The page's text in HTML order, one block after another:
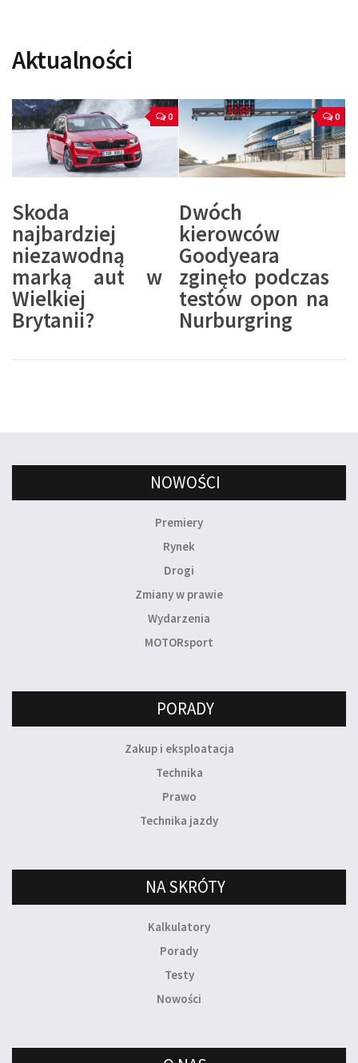
Aktualności
0
Skoda
najbardziej
niezawodną
marką aut w
Wielkiej
Brytanii?
0
Dwóch
kierowców
Goodyeara
zginęło podczas
testów opon na
Nurburgring
NOWOŚCI
Premiery
Rynek
Drogi
Zmiany w prawie
Wydarzenia
MOTORsport
PORADY
Zakup i eksploatacja
Technika
Prawo
Technika jazdy
NA SKRÓTY
Kalkulatory
Porady
Testy
Nowości